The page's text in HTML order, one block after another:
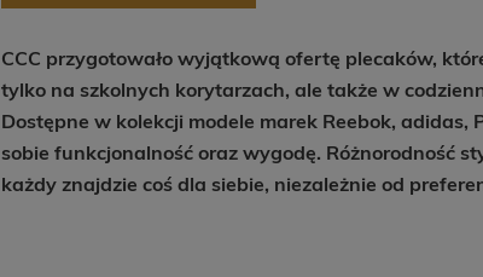
CCC przygotowało wyjątkową ofertę plecaków,
tylko na szkolnych korytarzach, ale także w
Dostępne w kolekcji modele marek Reebok, adidas,
sobie funkcjonalność oraz wygodę. Różnorodność
każdy znajdzie coś dla siebie, niezależnie od